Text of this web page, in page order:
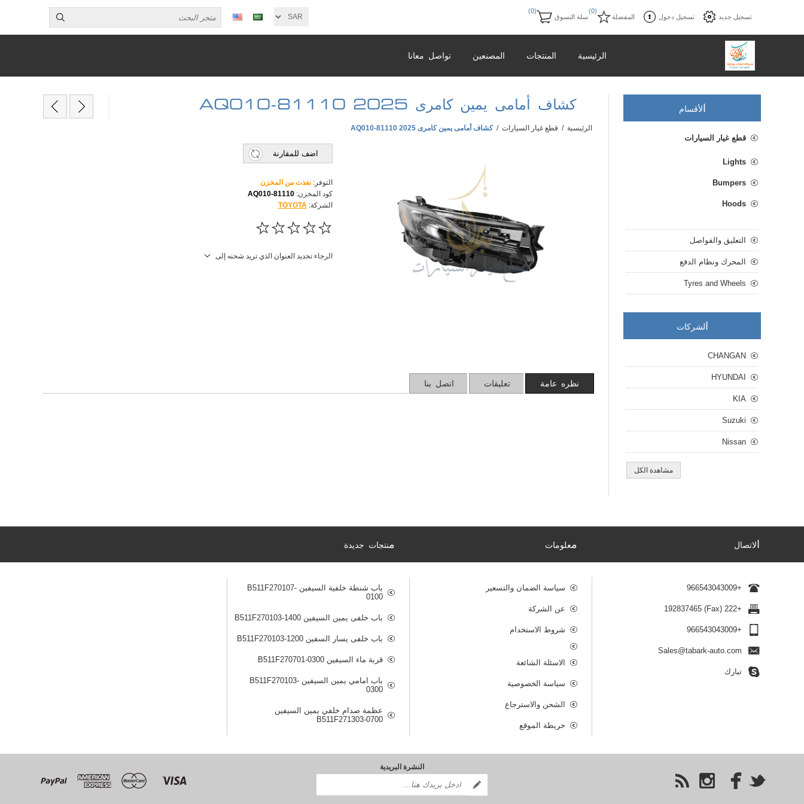
تسجيل جديد تسجيل دخول المفضلة
(0)
سلة التسوق
(0)
الرئيسية المنتجات المصنعين تواصل معانا
كشاف أمامى يمين كامرى 2025 81110-AQ010
الرئيسية / قطع غيار السيارات / كشاف أمامى يمين كامرى 2025 81110-AQ010
اضف للمقارنة
التوفر: نفذت من المخزن
كود المخزن: 81110-AQ010
الشركة: TOYOTA
الرجاء تحديد العنوان الذي تريد شحنه إلى
نظره عامة تعليقات اتصل بنا
لأقسام
قطع غيار السيارات
Lights
Bumpers
Hoods
التعليق والفواصل
المحرك ونظام الدفع
Tyres and Wheels
لشركات
CHANGAN
HYUNDAI
KIA
Suzuki
Nissan
مشاهدة الكل
لاتصال
+966543043009
+222 (Fax) 192837465
+966543043009
Sales@tabark-auto.com
تبارك
معلومات
سياسة الضمان والتسعير
عن الشركة
شروط الاستخدام
الاسئلة الشائعة
سياسة الخصوصية
الشحن والاسترجاع
خريطة الموقع
منتجات جديدة
باب شنطة خلفية السيفين B511F270107-
0100
باب خلفى يمين السيفين B511F270103-1400
باب خلفى يسار السفين B511F270103-1200
قربة ماء السيفين B511F270701-0300
باب امامي يمين السيفين B511F270103-
0300
عظمة صدام خلفي يمين السيفين
B511F271303-0700
النشرة البريدية